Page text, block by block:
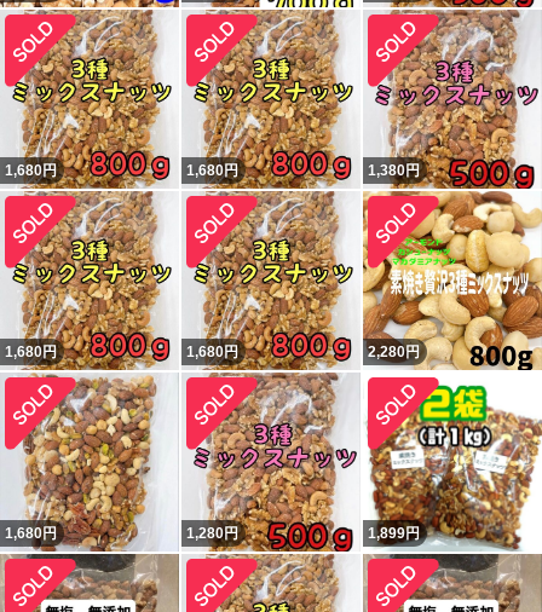
1,680円 1,680円 1,380円
1,680円 1,680円 2,280円
1,680円 1,280円 1,899円